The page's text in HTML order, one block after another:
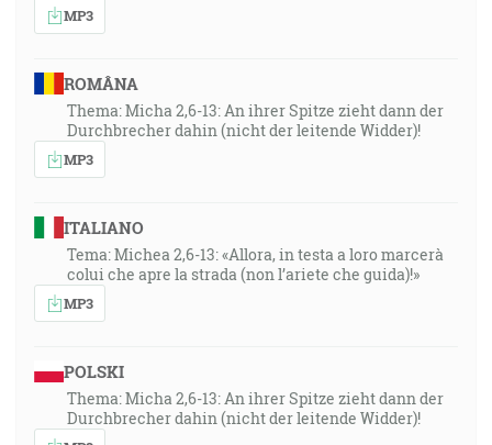
MP3
ROMÂNA
Thema: Micha 2,6-13: An ihrer Spitze zieht dann der
Durchbrecher dahin (nicht der leitende Widder)!
MP3
ITALIANO
Tema: Michea 2,6-13: «Allora, in testa a loro marcerà
colui che apre la strada (non l’ariete che guida)!»
MP3
POLSKI
Thema: Micha 2,6-13: An ihrer Spitze zieht dann der
Durchbrecher dahin (nicht der leitende Widder)!